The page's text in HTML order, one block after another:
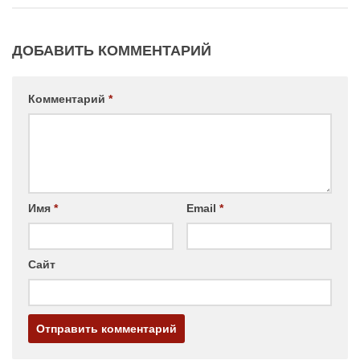
ДОБАВИТЬ КОММЕНТАРИЙ
Комментарий *
Имя * Email *
Сайт